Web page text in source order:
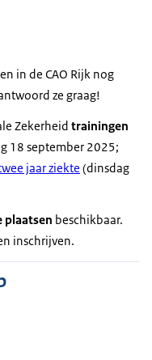
in de CAO Rijk nog
ze graag!
Zekerheid trainingen
18 september 2025;
jaar ziekte (dinsdag
plaatsen beschikbaar.
inschrijven.